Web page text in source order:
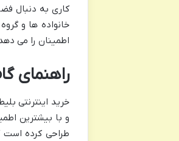
کاری به دنبال
خانواده ها و
اطمینان را می
راهنمای
خرید اینترنتی
و با بیشترین
طراحی کرده است